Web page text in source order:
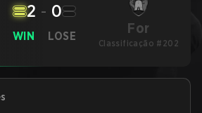
WIN
2 - 0
LOSE For
Classificação #202